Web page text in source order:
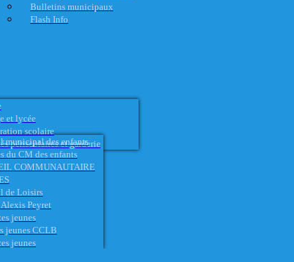
Bulletins municipaux
Flash Info
et lycée
scolaire
périscolaires et garderie
municipal des enfants
du CM des enfants
COMMUNAUTAIRE
de Loisirs
Peyret
jeunes
jeunes CCLB
jeunes